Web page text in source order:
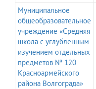
Муниципальное
общеобразовательное
учреждение «Средняя
школа с углубленным
изучением отдельных
предметов № 120
Красноармейского
района Волгограда»